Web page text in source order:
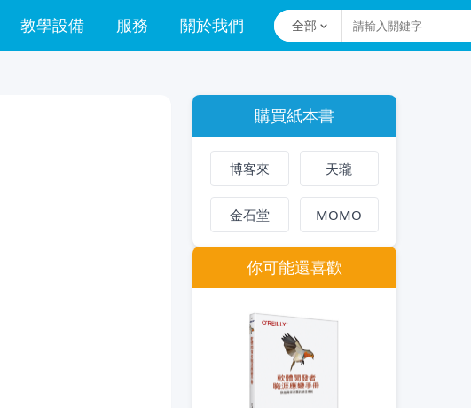
教學設備 服務 關於我們 全部
購買紙本書
博客來 天瓏
金石堂 MOMO
你可能還喜歡